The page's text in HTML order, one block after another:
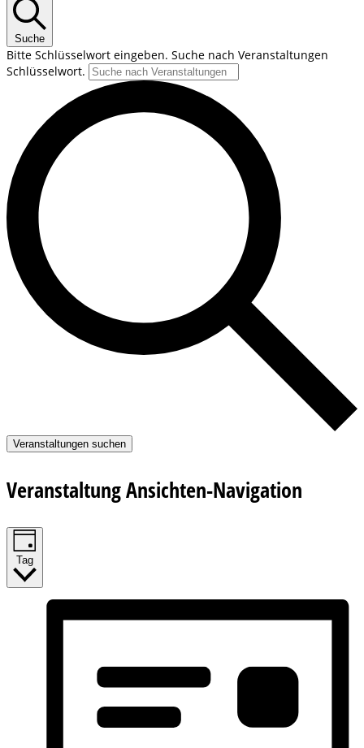
21,
2023
Suche
Bitte Schlüsselwort eingeben. Suche nach Veranstaltungen
Schlüsselwort.
Veranstaltungen suchen
Veranstaltung Ansichten-Navigation
Tag